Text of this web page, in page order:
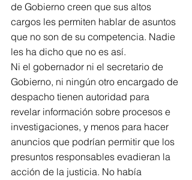
de Gobierno creen que sus altos
cargos les permiten hablar de asuntos
que no son de su competencia. Nadie
les ha dicho que no es así.
Ni el gobernador ni el secretario de
Gobierno, ni ningún otro encargado de
despacho tienen autoridad para
revelar información sobre procesos e
investigaciones, y menos para hacer
anuncios que podrían permitir que los
presuntos responsables evadieran la
acción de la justicia. No había